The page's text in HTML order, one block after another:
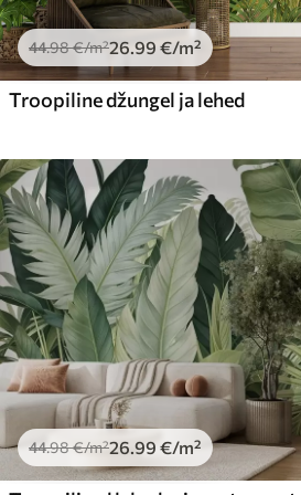
44.98€/m²26 .99 €/m²
Troopiline džungel ja lehed
44.98€/m²26.99 €/m²